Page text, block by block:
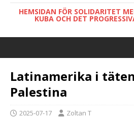
HEMSIDAN FÖR SOLIDARITET
KUBA OCH DET
Latinamerika i
Palestina
2025-07-17 Zoltan T